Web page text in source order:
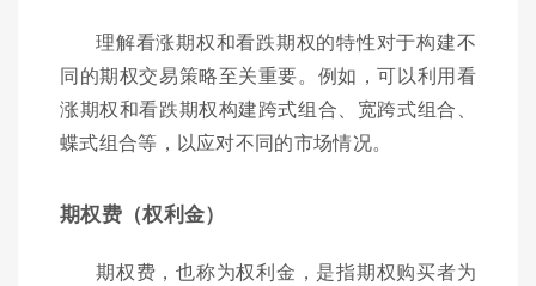
理解看涨期权和看跌期权的特性对于构建不
同的期权交易策略至关重要。例如，可以利用看
涨期权和看跌期权构建跨式组合、宽跨式组合、
蝶式组合等，以应对不同的市场情况。
期权费（权利金）
期权费，也称为权利金，是指期权购买者为